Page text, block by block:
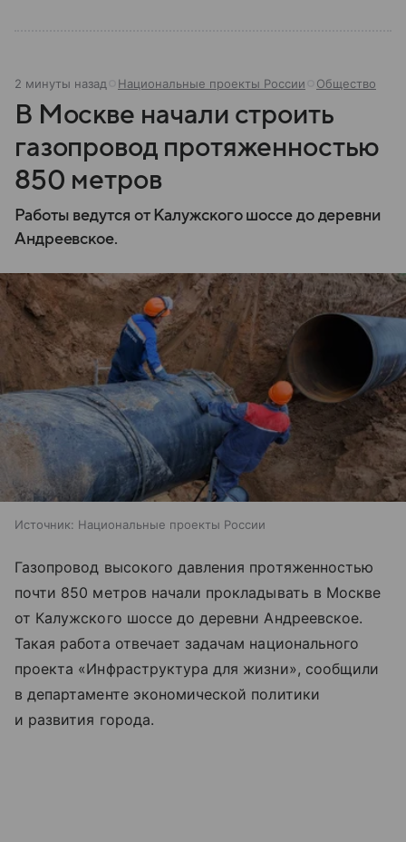
2 минуты назад Национальные проекты России Общество
В Москве начали строить
газопровод протяженностью
850 метров
Работы ведутся от Калужского шоссе до деревни
Андреевское.
Источник: Национальные проекты России
Газопровод высокого давления протяженностью
почти 850 метров начали прокладывать в Москве
от Калужского шоссе до деревни Андреевское.
Такая работа отвечает задачам национального
проекта «Инфраструктура для жизни», сообщили
в департаменте экономической политики
и развития города.